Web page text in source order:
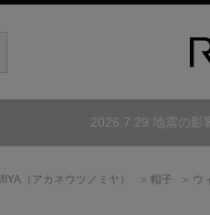
2026.7.29 地震の影
（アカネウツノミヤ） 帽子 ウ